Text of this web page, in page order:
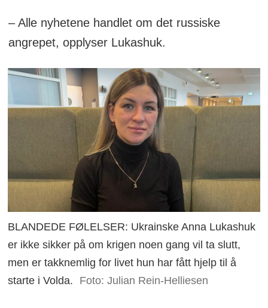
– Alle nyhetene handlet om det russiske
angrepet, opplyser Lukashuk.
BLANDEDE FØLELSER: Ukrainske Anna Lukashuk
er ikke sikker på om krigen noen gang vil ta slutt,
men er takknemlig for livet hun har fått hjelp til å
starte i Volda.
Foto: Julian Rein-Helliesen